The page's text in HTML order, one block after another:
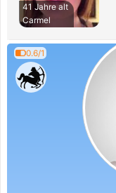
41 Jahre alt
Carmel
0.6/1